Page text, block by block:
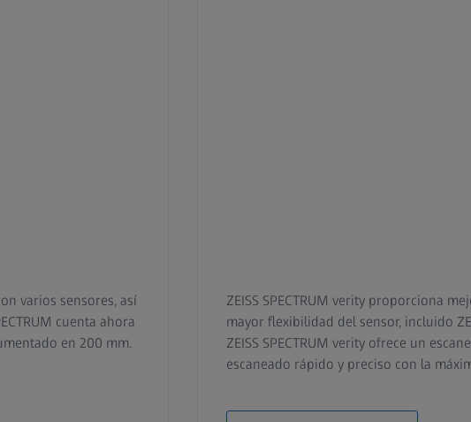
varios sensores, así
cuenta ahora
en 200 mm.
ZEISS SPECTRUM verity proporciona
mayor flexibilidad del sensor, incluido
ZEISS SPECTRUM verity ofrece un
escaneado rápido y preciso con la